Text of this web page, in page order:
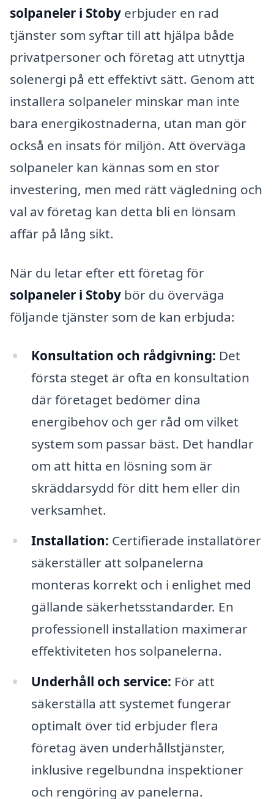
solpaneler i Stoby erbjuder en rad
tjänster som syftar till att hjälpa både
privatpersoner och företag att utnyttja
solenergi på ett effektivt sätt. Genom att
installera solpaneler minskar man inte
bara energikostnaderna, utan man gör
också en insats för miljön. Att överväga
solpaneler kan kännas som en stor
investering, men med rätt vägledning och
val av företag kan detta bli en lönsam
affär på lång sikt.
När du letar efter ett företag för
solpaneler i Stoby bör du överväga
följande tjänster som de kan erbjuda:
Konsultation och rådgivning: Det
första steget är ofta en konsultation
där företaget bedömer dina
energibehov och ger råd om vilket
system som passar bäst. Det handlar
om att hitta en lösning som är
skräddarsydd för ditt hem eller din
verksamhet.
Installation: Certifierade installatörer
säkerställer att solpanelerna
monteras korrekt och i enlighet med
gällande säkerhetsstandarder. En
professionell installation maximerar
effektiviteten hos solpanelerna.
Underhåll och service: För att
säkerställa att systemet fungerar
optimalt över tid erbjuder flera
företag även underhållstjänster,
inklusive regelbundna inspektioner
och rengöring av panelerna.